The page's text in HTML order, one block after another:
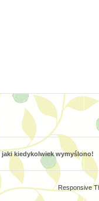
kiedykolwiek wymyślono!
Responsive